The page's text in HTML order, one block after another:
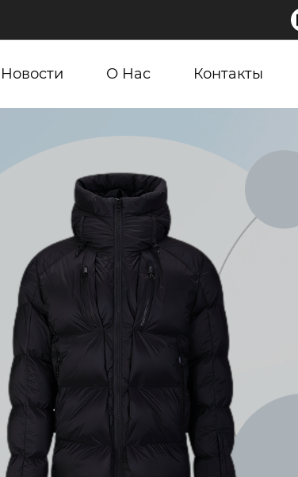
Новости О Нас Контакты